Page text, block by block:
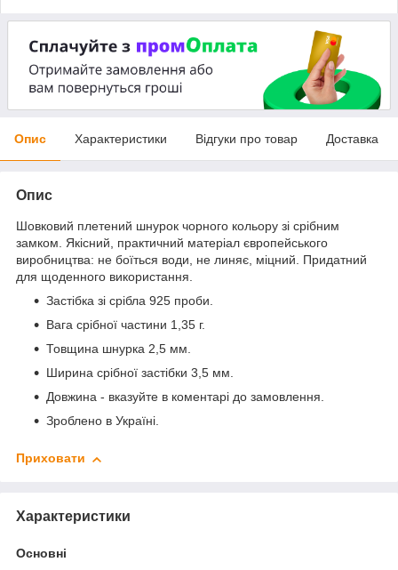
Опис Характеристики Відгуки про товар Доставка
Опис
Шовковий плетений шнурок чорного кольору зі срібним
замком. Якісний, практичний матеріал європейського
виробництва: не боїться води, не линяє, міцний. Придатний
для щоденного використання.
Застібка зі срібла 925 проби.
Вага срібної частини 1,35 г.
Товщина шнурка 2,5 мм.
Ширина срібної застібки 3,5 мм.
Довжина - вказуйте в коментарі до замовлення.
Зроблено в Україні.
Приховати
Характеристики
Основні